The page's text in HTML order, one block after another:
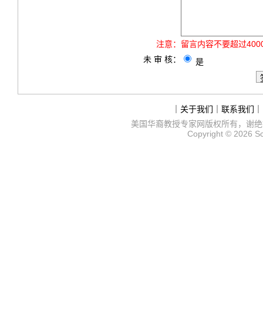
注意： 留言内容不要超过
未 审 核：
是
关于我们 联系我们
美国华裔教授专家网版权所有，谢
Copyright © 2026